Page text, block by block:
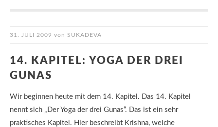
31. JULI 2009 von SUKADEVA
14. KAPITEL: YOGA DER DREI
GUNAS
Wir beginnen heute mit dem 14. Kapitel. Das 14. Kapitel
nennt sich „Der Yoga der drei Gunas“. Das ist ein sehr
praktisches Kapitel. Hier beschreibt Krishna, welche